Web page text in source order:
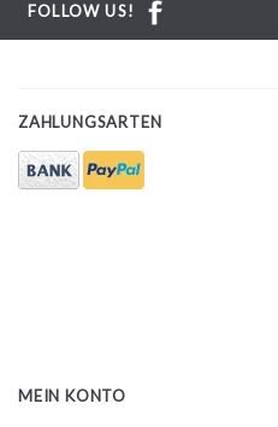
FOLLOW US!
ZAHLUNGSARTEN
MEIN KONTO